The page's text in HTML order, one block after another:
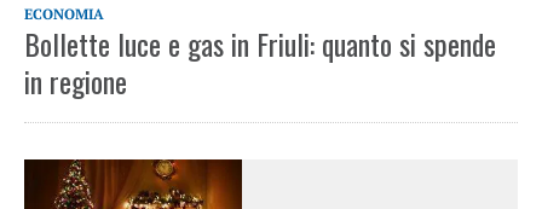
ECONOMIA
Bollette luce e gas in Friuli: quanto si spende
in regione